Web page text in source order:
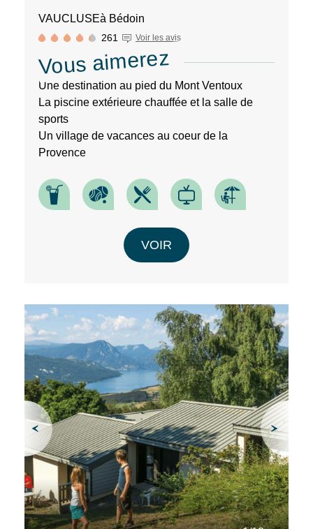
VAUCLUSEà Bédoin
261 Voir les avis
Vous aimerez
Une destination au pied du Mont Ventoux
La piscine extérieure chauffée et la salle de
sports
Un village de vacances au coeur de la
Provence
VOIR